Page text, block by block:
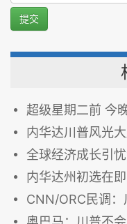
提交
超级星期二前 今
内华达川普风光
全球经济成长引
内华达州初选在
CNN/ORC民调：